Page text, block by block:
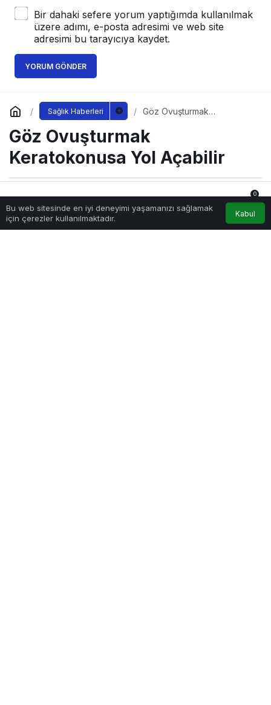
Bir dahaki sefere yorum yaptığımda kullanılmak
üzere adımı, e-posta adresimi ve web site
adresimi bu tarayıcıya kaydet.
YORUM GÖNDER
Sağlık Haberleri
Göz Ovuşturmak
Göz Ovuşturmak
Keratokonusa Yol Açabilir
Sağlıklı.Orgtarafından yayınlandı
28 Nisan 2025, 00:24 yayınlandı
840
Bu web sitesinde en iyi deneyimi yaşamanızı sağlamak
için çerezler kullanılmaktadır.
Kabul
Anasayfa Akış Hesabım Bildirimler
0